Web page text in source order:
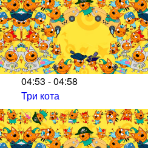
04:53 - 04:58
Три кота